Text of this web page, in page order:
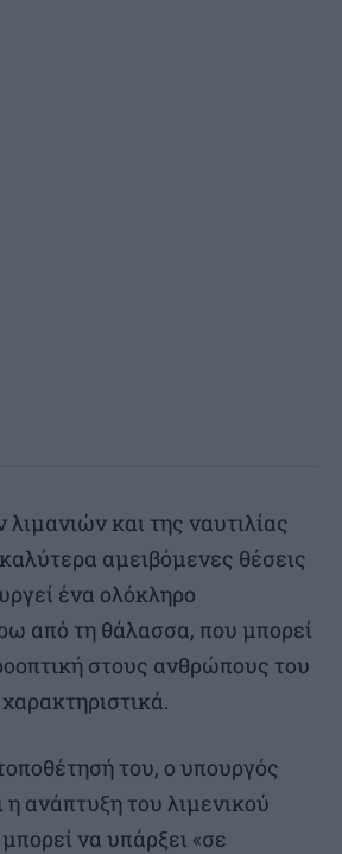
και της ναυτιλίας
αμειβόμενες θέσεις
ένα ολόκληρο
από τη θάλασσα, που μπορεί
στους ανθρώπους του
του, ο υπουργός
ανάπτυξη του λιμενικού
να υπάρξει «σε